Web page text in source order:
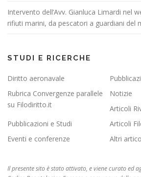
Intervento dell’Avv. Gianluca Limardi nel
rifiuti marini, da pescatori a guardiani del
STUDI E RICERCHE
Diritto aeronavale
Rubrica Convergenze parallele
su Filodiritto.it
Notizie
Articoli
Pubblicazioni e Studi
Articoli
Eventi e conferenze
Altri
Il presente sito è stato attivato, e viene curato ed